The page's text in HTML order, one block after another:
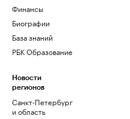
Финансы
Биографии
База знаний
РБК Образование
Новости
регионов
Санкт-Петербург
и область